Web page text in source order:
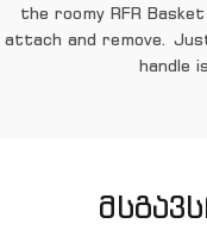
the roomy RFR
attach and remove.
handle